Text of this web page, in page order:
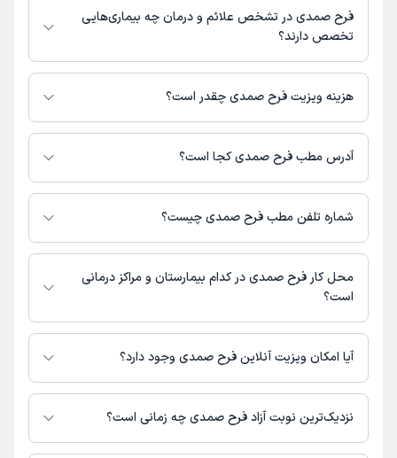
مرتبط با خدمات پزشکی و نوبت‌گیری ممکن است در پروفایل ایشان در دکترتو در
دسترس باشد
شنوایی سنجی
فرح صمدی در تشخص علائم و درمان چه بیماری‌هایی
تخصص دارند؟
فرح صمدی در تشخیص علائم و درمان بیماری‌های مرتبط با شنوایی سنجی
فعالیت می‌کنند.
هزینه ویزیت فرح صمدی چقدر است؟
برای اطلاع از هزینه ویزیت فرح صمدی، لازم است با مطب تماس بگیرید.
آدرس مطب فرح صمدی کجا است؟
اطلاعات مربوط به آدرس مطب فرح صمدی در حال حاضر در دسترس نیست.
برای دریافت اطلاعات دقیق‌تر، لطفاً با مطب تماس بگیرید.
شماره تلفن مطب فرح صمدی چیست؟
شماره تماس مطب فرح صمدی در حال حاضر در این صفحه ثبت نشده است.
محل کار فرح صمدی در کدام بیمارستان و مراکز درمانی
است؟
اطلاعاتی درباره محل فعالیت فرح صمدی در مراکز درمانی در دسترس نیست.
آیا امکان ویزیت آنلاین فرح صمدی وجود دارد؟
در حال حاضر اطلاعاتی درباره ارائه ویزیت آنلاین توسط فرح صمدی در دسترس
نیست. برای دریافت اطلاعات دقیق‌تر، لطفاً با مطب تماس بگیرید.
نزدیک‌ترین نوبت آزاد فرح صمدی چه زمانی است؟
زمان نوبت‌دهی و پذیرش بیماران با هماهنگی مطب مشخص می‌شود.